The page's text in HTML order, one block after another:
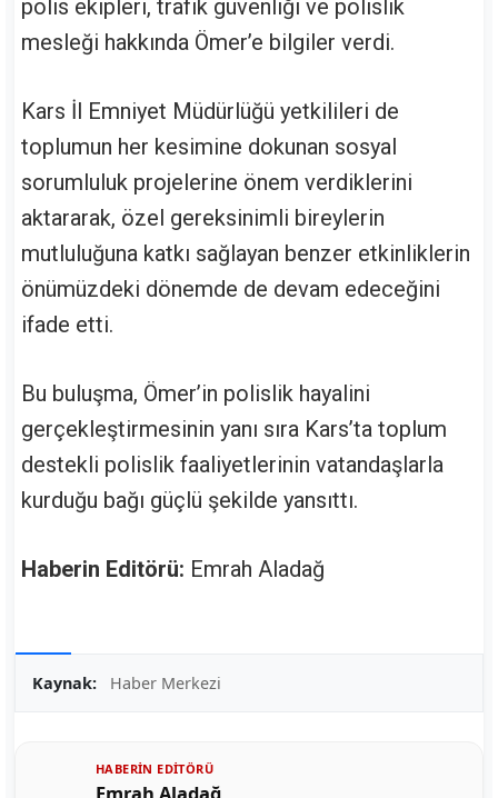
polis ekipleri, trafik güvenliği ve polislik
mesleği hakkında Ömer’e bilgiler verdi.
Kars İl Emniyet Müdürlüğü yetkilileri de
toplumun her kesimine dokunan sosyal
sorumluluk projelerine önem verdiklerini
aktararak, özel gereksinimli bireylerin
mutluluğuna katkı sağlayan benzer etkinliklerin
önümüzdeki dönemde de devam edeceğini
ifade etti.
Bu buluşma, Ömer’in polislik hayalini
gerçekleştirmesinin yanı sıra Kars’ta toplum
destekli polislik faaliyetlerinin vatandaşlarla
kurduğu bağı güçlü şekilde yansıttı.
Haberin Editörü: Emrah Aladağ
Kaynak: Haber Merkezi
HABERIN EDITÖRÜ